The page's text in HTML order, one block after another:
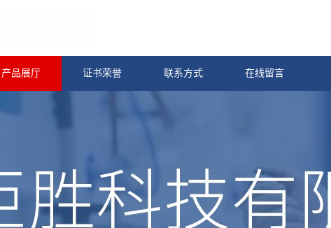
产品展厅 证书荣誉 联系方式 在线留言